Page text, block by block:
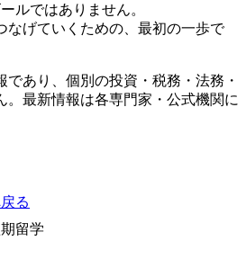
ルではありません。
なげていくための、最初の一歩で
あり、個別の投資・税務・法務・
。最新情報は各専門家・公式機関に
る
留学